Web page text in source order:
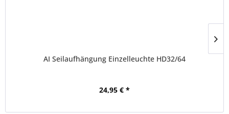
AI Seilaufhängung Einzelleuchte HD32/64
24,95 € *